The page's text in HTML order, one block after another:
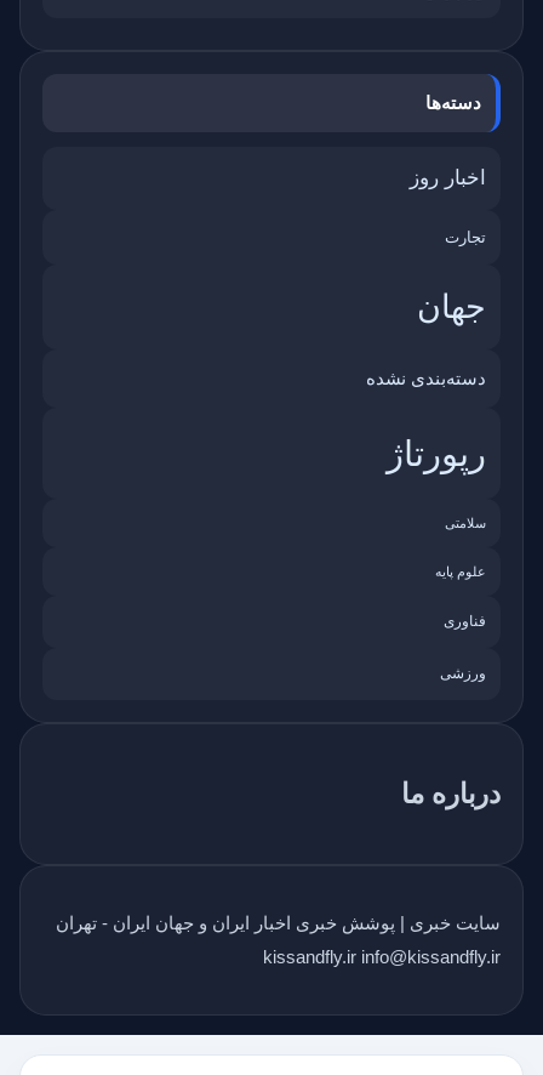
دسته‌ها
اخبار روز
تجارت
جهان
دسته‌بندی نشده
رپورتاژ
سلامتی
علوم پایه
فناوری
ورزشی
درباره ما
سایت خبری | پوشش خبری اخبار ایران و جهان ایران - تهران
kissandfly.ir info@kissandfly.ir